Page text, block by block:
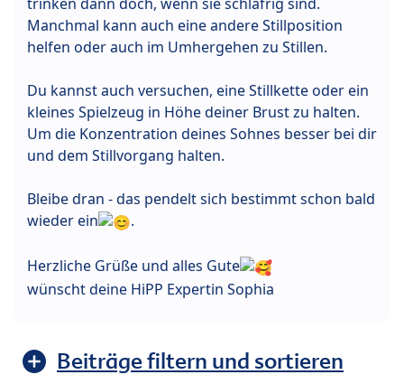
trinken dann doch, wenn sie schläfrig sind.
Manchmal kann auch eine andere Stillposition
helfen oder auch im Umhergehen zu Stillen.
Du kannst auch versuchen, eine Stillkette oder ein
kleines Spielzeug in Höhe deiner Brust zu halten.
Um die Konzentration deines Sohnes besser bei dir
und dem Stillvorgang halten.
Bleibe dran - das pendelt sich bestimmt schon bald
wieder ein
.
Herzliche Grüße und alles Gute
wünscht deine HiPP Expertin Sophia
Beiträge filtern und sortieren